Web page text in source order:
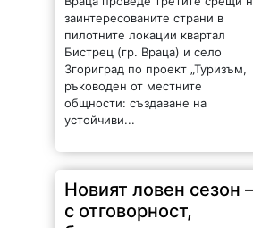
Згориград по проект „Туризъм,
ръководен от местните
общности: създаване на
устойчиви...
Новият ловен сезон –
с отговорност,
безопасност и грижа
за природата